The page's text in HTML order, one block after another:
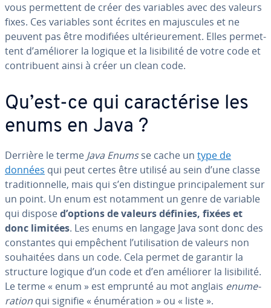
vous per­met­tent de créer des variables avec des valeurs
fixes. Ces variables sont écrites en ma­jus­cules et ne
peuvent pas être modifiées ul­té­rieu­re­ment. Elles per­met­
tent d’améliorer la logique et la li­si­bi­lité de votre code et
con­tri­buent ainsi à créer un clean code.
Qu’est-ce qui ca­rac­té­rise les
enums en Java ?
Derrière le terme Java Enumsse cache un type de
données qui peut certes être utilisé au sein d’une classe
tra­di­tion­nelle, mais qui s’en distingue prin­ci­pa­le­ment sur
un point. Un enum est notamment un genre de variable
qui disposed’options de valeurs définies, fixées et
donc limitées. Les enums en langage Java sont donc des
cons­tantes qui empêchent l’uti­li­sa­tion de valeurs non
sou­hai­tées dans un code. Cela permet de garantir la
structure logique d’un code et d’en améliorer la li­si­bi­lité.
Le terme « enum » est emprunté au mot anglais enu­me­
ra­tion qui signifie « énu­mé­ra­tion » ou « liste ».